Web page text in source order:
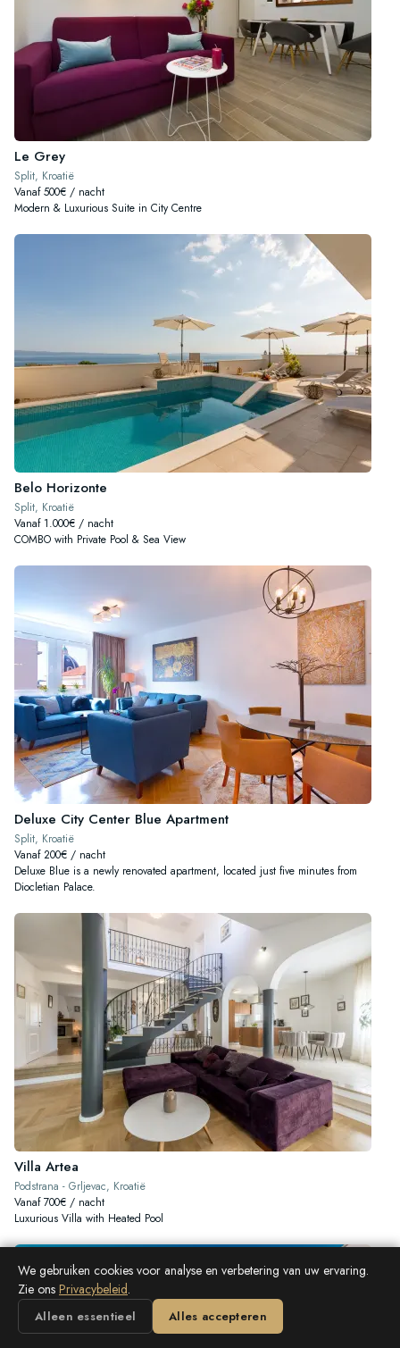
Le Grey
Split, Kroatië
Vanaf 500€ / nacht
Modern & Luxurious Suite in City Centre
Belo Horizonte
Split, Kroatië
Vanaf 1.000€ / nacht
COMBO with Private Pool & Sea View
Deluxe City Center Blue Apartment
Split, Kroatië
Vanaf 200€ / nacht
Deluxe Blue is a newly renovated apartment, located just five minutes from
Diocletian Palace.
Villa Artea
Podstrana - Grljevac, Kroatië
Vanaf 700€ / nacht
Luxurious Villa with Heated Pool
We gebruiken cookies voor analyse en verbetering van uw ervaring.
Zie ons Privacybeleid.
Alleen essentieel Alles accepteren